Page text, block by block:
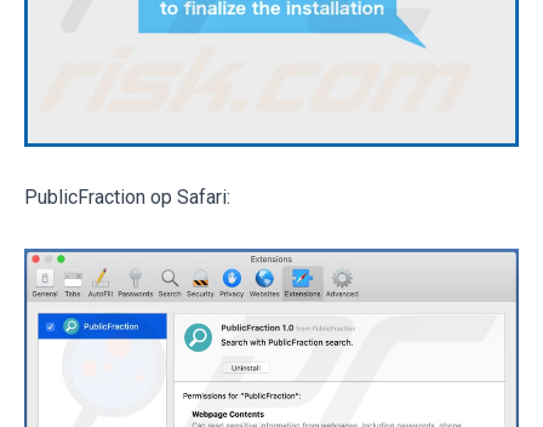
PublicFraction op Safari: